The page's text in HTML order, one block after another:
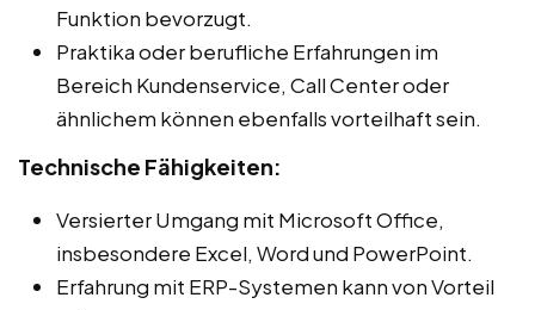
Funktion bevorzugt.
Praktika oder berufliche Erfahrungen im
Bereich Kundenservice, Call Center oder
ähnlichem können ebenfalls vorteilhaft sein.
Technische Fähigkeiten:
Versierter Umgang mit Microsoft Office,
insbesondere Excel, Word und PowerPoint.
Erfahrung mit ERP-Systemen kann von Vorteil